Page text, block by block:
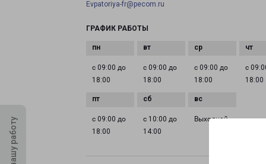
Evpatoriya-fr@pecom.ru
ГРАФИК РАБОТЫ
с 09:00 до
18:00
с 09:00 до
18:00
с 09:00 до
18:00
с
18:00
с 09:00 до
18:00
с 10:00 до
14:00
Выходной